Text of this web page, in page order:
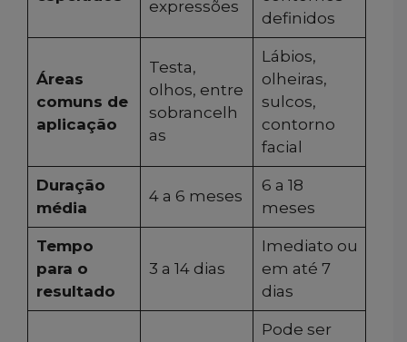
expressões
definidos
Áreas
comuns de
aplicação
Testa,
olhos, entre
sobrancelh
as
Lábios,
olheiras,
sulcos,
contorno
facial
Duração
média
4 a 6 meses
6 a 18
meses
Tempo
para o
resultado
3 a 14 dias
Imediato ou
em até 7
dias
Pode ser